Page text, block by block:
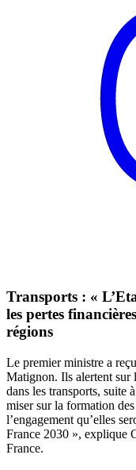
Transports : «
les pertes
régions
Le premier ministre a
Matignon. Ils alertent sur
dans les transports, suite
miser sur la formation
l’engagement qu’elles
France 2030 », explique
France.